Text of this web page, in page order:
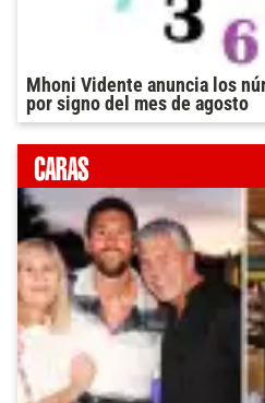
Mhoni Vidente anuncia los
por signo del mes de agosto